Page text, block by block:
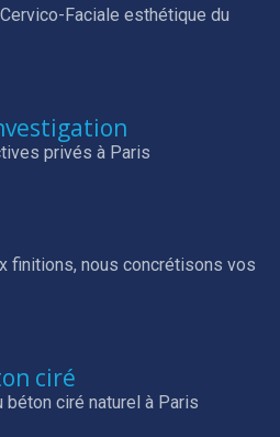
Faciale esthétique du
privés à Paris
finitions, nous concrétisons vos
ciré
ciré naturel à Paris